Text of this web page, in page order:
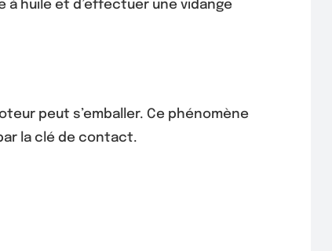
huile et d’effectuer une vidange
peut s’emballer. Ce phénomène
la clé de contact.